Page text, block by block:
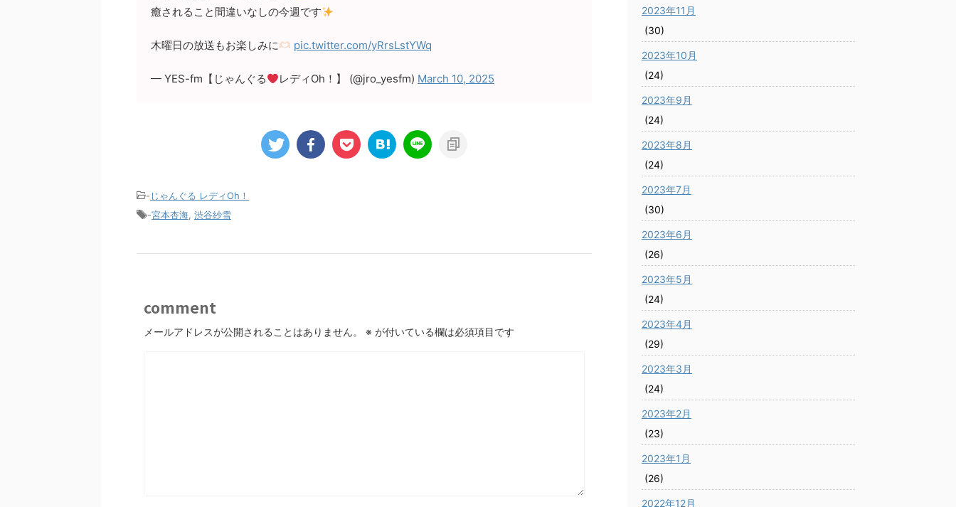
癒されること間違いなしの今週です
木曜日の放送もお楽しみに pic.twitter.com/yRrsLstYWq
— YES-fm【じゃんぐる レディOh！】 (@jro_yesfm) March 10, 2025
- じゃんぐる レディOh！
-宮本杏海 渋谷紗雪
comment
メールアドレスが公開されることはありません。 ※ が付いている欄は必須項目です
2023年11月
(30)
2023年10月
(24)
2023年9月
(24)
2023年8月
(24)
2023年7月
(30)
2023年6月
(26)
2023年5月
(24)
2023年4月
(29)
2023年3月
(24)
2023年2月
(23)
2023年1月
(26)
2022年12月